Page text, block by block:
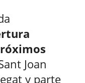
Joan
y parte